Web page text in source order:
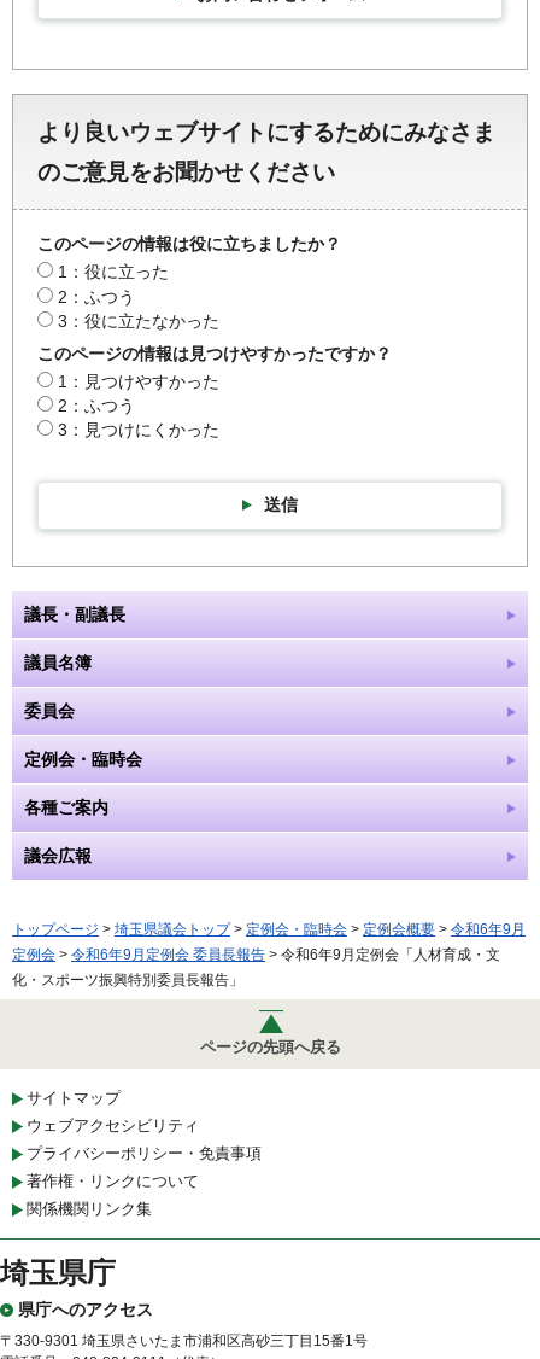
より良いウェブサイトにするためにみなさま
のご意見をお聞かせください
このページの情報は役に立ちましたか？
1：役に立った
2：ふつう
3：役に立たなかった
このページの情報は見つけやすかったですか？
1：見つけやすかった
2：ふつう
3：見つけにくかった
送信
議長・副議長
議員名簿
委員会
定例会・臨時会
各種ご案内
議会広報
トップページ > 埼玉県議会トップ> 定例会・臨時会 > 定例会概要 > 令和6年9月
定例会 > 令和6年9月定例会 委員長報告 > 令和6年9月定例会「人材育成・文
化・スポーツ振興特別委員長報告」
ページの先頭へ戻る
サイトマップ
ウェブアクセシビリティ
プライバシーポリシー・免責事項
著作権・リンクについて
関係機関リンク集
埼玉県庁
県庁へのアクセス
〒330-9301 埼玉県さいたま市浦和区高砂三丁目15番1号